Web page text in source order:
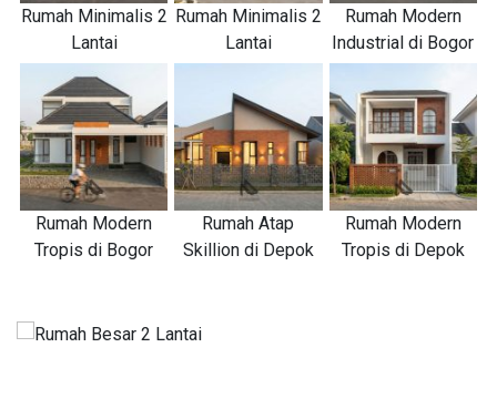
Rumah Minimalis 2
Lantai
Rumah Minimalis 2
Lantai
Rumah Modern
Industrial di Bogor
Rumah Modern
Tropis di Bogor
Rumah Atap
Skillion di Depok
Rumah Modern
Tropis di Depok